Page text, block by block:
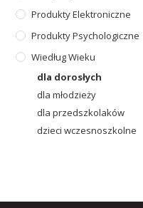
Produkty Elektroniczne
Produkty Psychologiczne
Wiedług Wieku
dla dorosłych
dla młodzieży
dla przedszkolaków
dzieci wczesnoszkolne